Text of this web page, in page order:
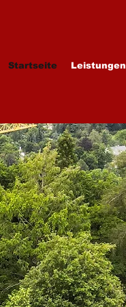
Startseite Leistungen